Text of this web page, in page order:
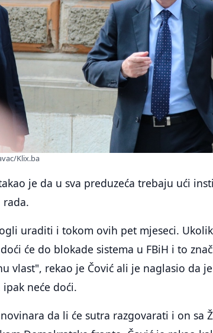
Klix.ba
je da u sva preduzeća trebaju ući
rada.
uraditi i tokom ovih pet mjeseci.
će do blokade sistema u FBiH i to
vlast", rekao je Čović ali je naglasio da
neće doći.
da li će sutra razgovarati i on sa